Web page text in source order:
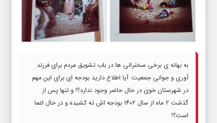
آوری و جوانی جمعیت: آیا اطلاع دارید بودجه ای برای این مهم
در شهرستان خوی در حال حاضر وجود ندارد؟! و تنها پس از
گذشت 2 ماه از سال 1402 بودجه اش ته کشیده و در حال اغما
است؟!